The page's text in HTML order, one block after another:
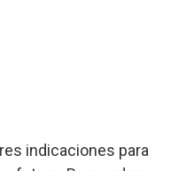
indicaciones para